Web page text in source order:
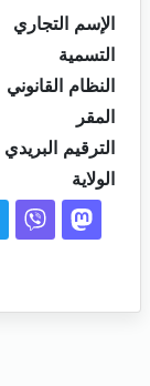
الإسم التجاري
التسمية
النظام القانوني
المقر
الترقيم البريدي
الولاية